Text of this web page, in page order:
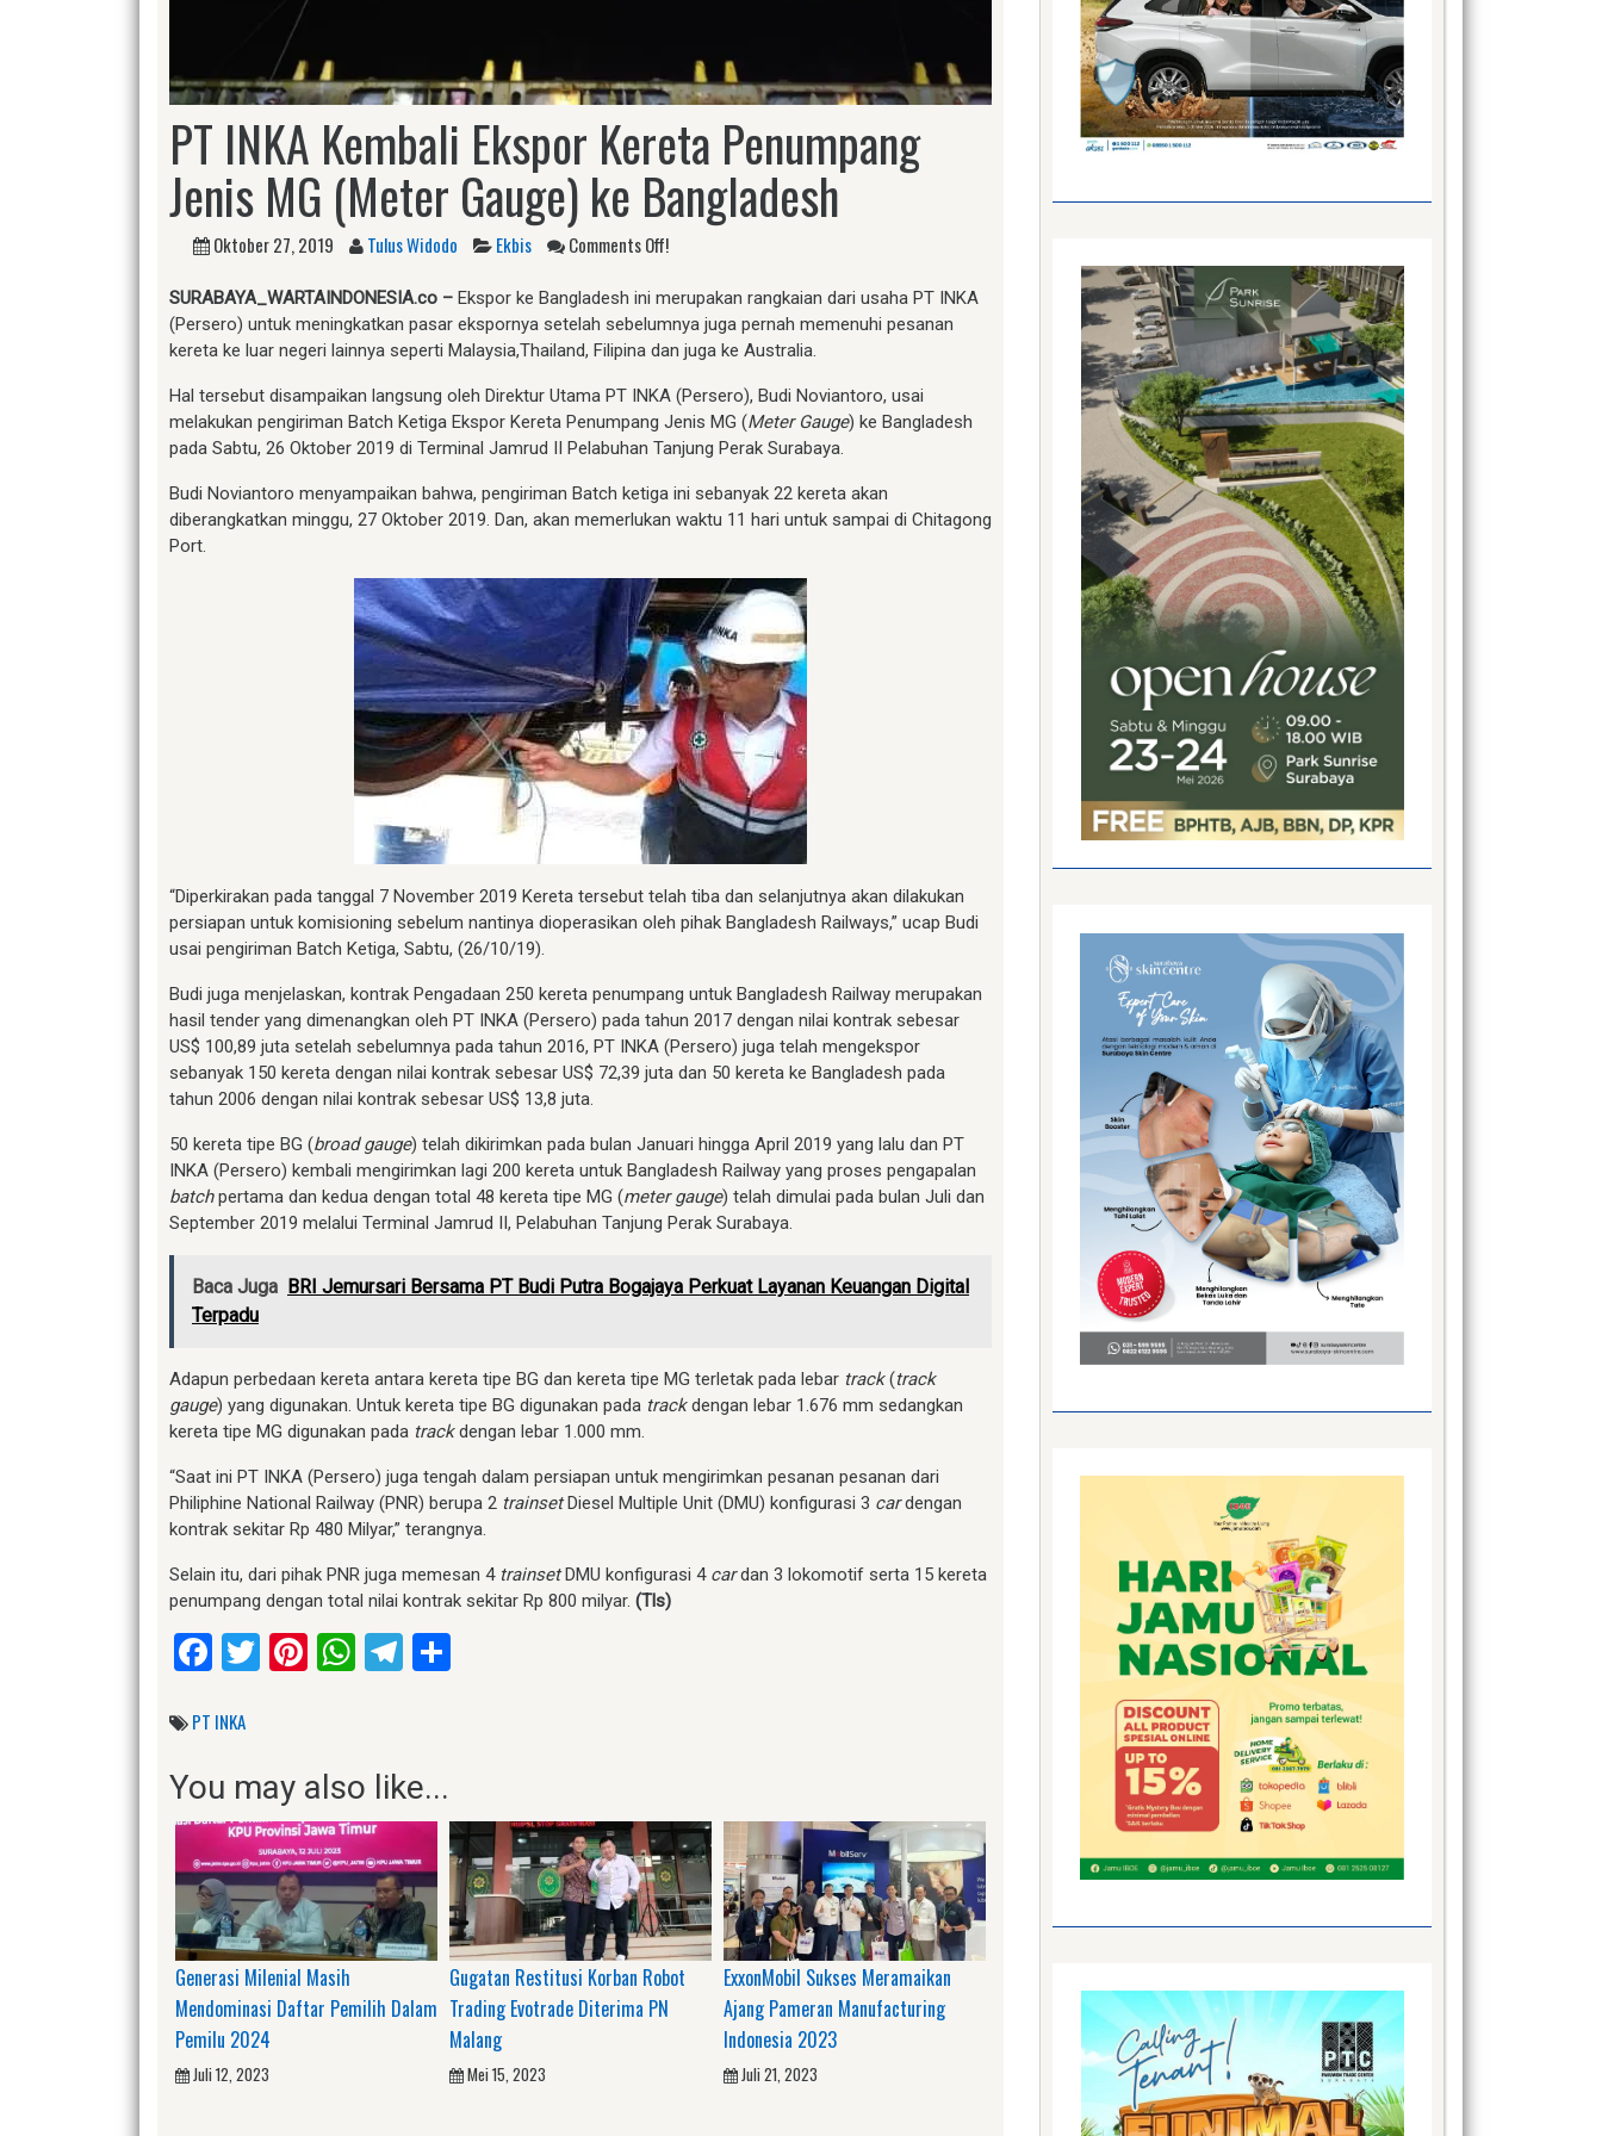
PT INKA Kembali Ekspor Kereta Penumpang
Jenis MG (Meter Gauge) ke Bangladesh
Oktober 27, 2019 Tulus Widodo Ekbis Comments Off!
SURABAYA_WARTAINDONESIA.co – Ekspor ke Bangladesh ini merupakan rangkaian dari usaha PT INKA
(Persero) untuk meningkatkan pasar ekspornya setelah sebelumnya juga pernah memenuhi pesanan
kereta ke luar negeri lainnya seperti Malaysia,Thailand, Filipina dan juga ke Australia.
Hal tersebut disampaikan langsung oleh Direktur Utama PT INKA (Persero), Budi Noviantoro, usai
melakukan pengiriman Batch Ketiga Ekspor Kereta Penumpang Jenis MG (Meter Gauge) ke Bangladesh
pada Sabtu, 26 Oktober 2019 di Terminal Jamrud II Pelabuhan Tanjung Perak Surabaya.
Budi Noviantoro menyampaikan bahwa, pengiriman Batch ketiga ini sebanyak 22 kereta akan
diberangkatkan minggu, 27 Oktober 2019. Dan, akan memerlukan waktu 11 hari untuk sampai di Chitagong
Port.
“Diperkirakan pada tanggal 7 November 2019 Kereta tersebut telah tiba dan selanjutnya akan dilakukan
persiapan untuk komisioning sebelum nantinya dioperasikan oleh pihak Bangladesh Railways,” ucap Budi
usai pengiriman Batch Ketiga, Sabtu, (26/10/19).
Budi juga menjelaskan, kontrak Pengadaan 250 kereta penumpang untuk Bangladesh Railway merupakan
hasil tender yang dimenangkan oleh PT INKA (Persero) pada tahun 2017 dengan nilai kontrak sebesar
US$ 100,89 juta setelah sebelumnya pada tahun 2016, PT INKA (Persero) juga telah mengekspor
sebanyak 150 kereta dengan nilai kontrak sebesar US$ 72,39 juta dan 50 kereta ke Bangladesh pada
tahun 2006 dengan nilai kontrak sebesar US$ 13,8 juta.
50 kereta tipe BG (broad gauge) telah dikirimkan pada bulan Januari hingga April 2019 yang lalu dan PT
INKA (Persero) kembali mengirimkan lagi 200 kereta untuk Bangladesh Railway yang proses pengapalan
batchpertama dan kedua dengan total 48 kereta tipe MG (meter gauge) telah dimulai pada bulan Juli dan
September 2019 melalui Terminal Jamrud II, Pelabuhan Tanjung Perak Surabaya.
Baca Juga BRI Jemursari Bersama PT Budi Putra Bogajaya Perkuat Layanan Keuangan Digital
Terpadu
Adapun perbedaan kereta antara kereta tipe BG dan kereta tipe MG terletak pada lebar track(track
gauge) yang digunakan. Untuk kereta tipe BG digunakan pada trackdengan lebar 1.676 mm sedangkan
kereta tipe MG digunakan pada trackdengan lebar 1.000 mm.
“Saat ini PT INKA (Persero) juga tengah dalam persiapan untuk mengirimkan pesanan pesanan dari
Philiphine National Railway (PNR) berupa 2 trainsetDiesel Multiple Unit (DMU) konfigurasi 3 cardengan
kontrak sekitar Rp 480 Milyar,” terangnya.
Selain itu, dari pihak PNR juga memesan 4 trainsetDMU konfigurasi 4 cardan 3 lokomotif serta 15 kereta
penumpang dengan total nilai kontrak sekitar Rp 800 milyar. (Tls)
Facebook
Twitter
Pinterest
WhatsApp
Telegram
PT INKA
You may also like...
Generasi Milenial Masih
Mendominasi Daftar Pemilih Dalam
Pemilu 2024
Juli 12, 2023
Gugatan Restitusi Korban Robot
Trading Evotrade Diterima PN
Malang
Mei 15, 2023
ExxonMobil Sukses Meramaikan
Ajang Pameran Manufacturing
Indonesia 2023
Juli 21, 2023